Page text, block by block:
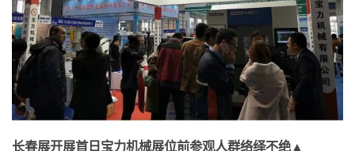
长春展开展首日宝力机械展位前参观人群络绎不绝▲